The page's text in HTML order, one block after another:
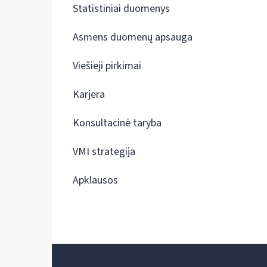
Statistiniai duomenys
Asmens duomenų apsauga
Viešieji pirkimai
Karjera
Konsultacinė taryba
VMI strategija
Apklausos